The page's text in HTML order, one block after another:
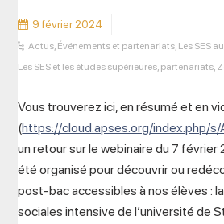
9 février 2024
Actus, Événements et partenariats, Les SES
Les SES et les études supérieures, partenariats,
Vous trouverez ici, en résumé et en
(https://cloud.apses.org/index.php/s/
un retour sur le webinaire du 7 février
été organisé pour découvrir ou
post-bac accessibles à nos élèves :
sociales intensive de l’université de